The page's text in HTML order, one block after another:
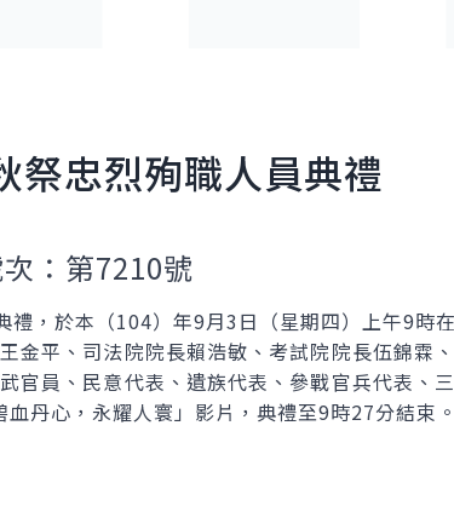
祭忠烈殉職人員典禮
：第7210號
，於本（104）年9月3日（星期四）上午9時
金平、司法院院長賴浩敏、考試院院長伍錦霖
官員、民意代表、遺族代表、參戰官兵代表、
丹心，永耀人寰」影片，典禮至9時27分結束。